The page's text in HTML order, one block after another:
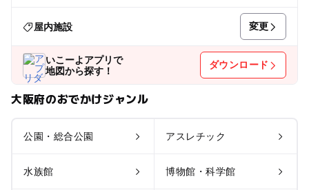
屋内施設 変更
いこーよアプリで
地図から探す！
ダウンロード
大阪府のおでかけジャンル
公園・総合公園 アスレチック
水族館 博物館・科学館